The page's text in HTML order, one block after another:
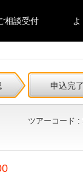
相談受付
申込完了
ツアーコード :